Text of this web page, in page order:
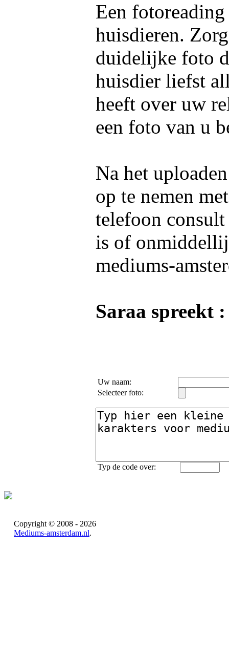
Een
huisdieren.
duidelijke foto
huisdier liefst
heeft over uw
een foto van u
Na het
op te nemen
telefoon
is of
mediums-
Saraa spreekt :
Uw naam:
Selecteer foto:
Typ de code over:
Copyright © 2008 - 2026
Mediums-amsterdam.nl.